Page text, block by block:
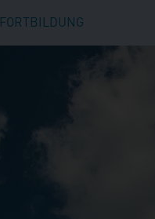
FORTBILDUNG